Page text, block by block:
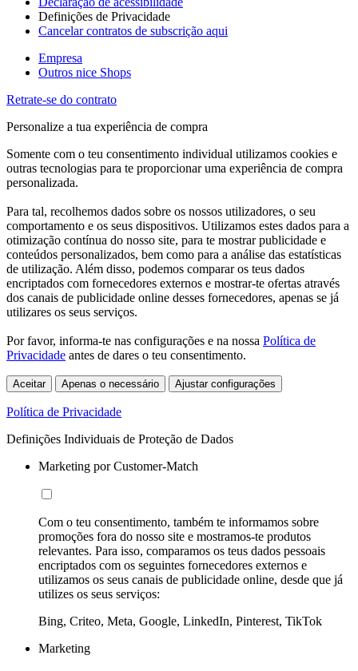
Definições de Privacidade
Cancelar contratos de subscrição aqui
Empresa
Outros nice Shops
Retrate-se do contrato
Personalize a tua experiência de compra
Somente com o teu consentimento individual utilizamos cookies e
outras tecnologias para te proporcionar uma experiência de compra
personalizada.
Para tal, recolhemos dados sobre os nossos utilizadores, o seu
comportamento e os seus dispositivos. Utilizamos estes dados para a
otimização contínua do nosso site, para te mostrar publicidade e
conteúdos personalizados, bem como para a análise das estatísticas
de utilização. Além disso, podemos comparar os teus dados
encriptados com fornecedores externos e mostrar-te ofertas através
dos canais de publicidade online desses fornecedores, apenas se já
utilizares os seus serviços.
Por favor, informa-te nas configurações e na nossa Política de
Privacidade antes de dares o teu consentimento.
Aceitar Apenas o necessário Ajustar configurações
Política de Privacidade
Definições Individuais de Proteção de Dados
Marketing por Customer-Match
Com o teu consentimento, também te informamos sobre
promoções fora do nosso site e mostramos-te produtos
relevantes. Para isso, comparamos os teus dados pessoais
encriptados com os seguintes fornecedores externos e
utilizamos os seus canais de publicidade online, desde que já
utilizes os seus serviços:
Bing, Criteo, Meta, Google, LinkedIn, Pinterest, TikTok
Marketing